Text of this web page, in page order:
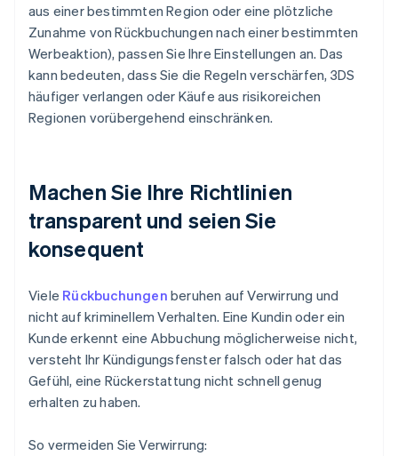
aus einer bestimmten Region oder eine plötzliche
Zunahme von Rückbuchungen nach einer bestimmten
Werbeaktion), passen Sie Ihre Einstellungen an. Das
kann bedeuten, dass Sie die Regeln verschärfen, 3DS
häufiger verlangen oder Käufe aus risikoreichen
Regionen vorübergehend einschränken.
Machen Sie Ihre Richtlinien
transparent und seien Sie
konsequent
Viele Rückbuchungen beruhen auf Verwirrung und
nicht auf kriminellem Verhalten. Eine Kundin oder ein
Kunde erkennt eine Abbuchung möglicherweise nicht,
versteht Ihr Kündigungsfenster falsch oder hat das
Gefühl, eine Rückerstattung nicht schnell genug
erhalten zu haben.
So vermeiden Sie Verwirrung: